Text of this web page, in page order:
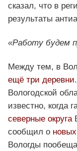
сказал, что в
результаты
«Работу будем
Между тем, в
ещё три деревни
Вологодской
известно, когда
северные округа
сообщил о
Вологды